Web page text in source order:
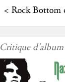
< Rock Bottom
Critique d'album